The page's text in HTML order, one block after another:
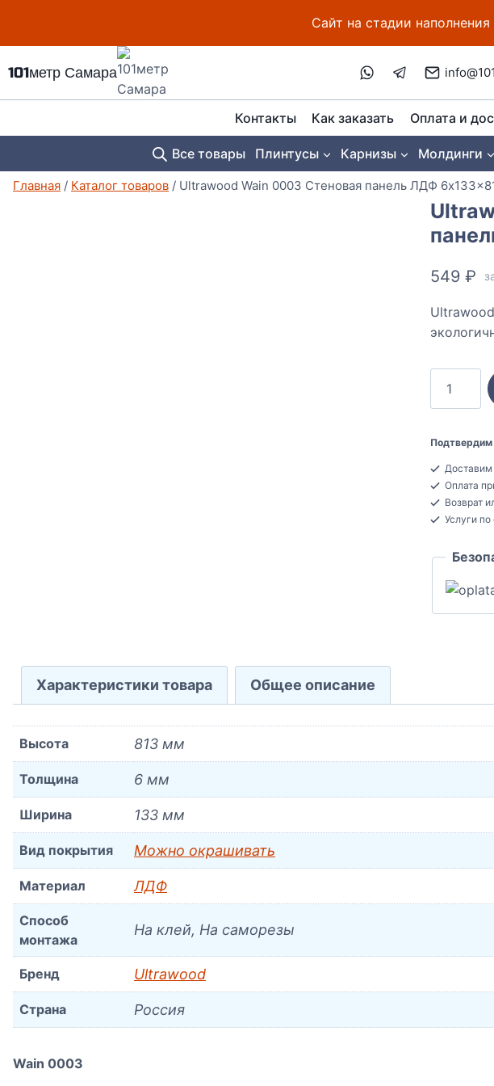
содержимому
Сайт на стадии
101метр Самара
Контакты Как заказать Оплата и
Все товары Плинтусы Карнизы Молдинги
Главная / Каталог товаров / Ultrawood Wain 0003 Стеновая панель ЛДФ
549 ₽
товара
Wain
Стеновая
панель
ЛДФ
Подтвердим
Доставим
Оплата
Возврат
Услуги по
Характеристики товара Общее описание
Высота 813 мм
Толщина 6 мм
Ширина 133 мм
Вид покрытия Можно окрашивать
Материал ЛДФ
Способ
монтажа
На клей, На саморезы
Бренд Ultrawood
Страна Россия
Wain 0003